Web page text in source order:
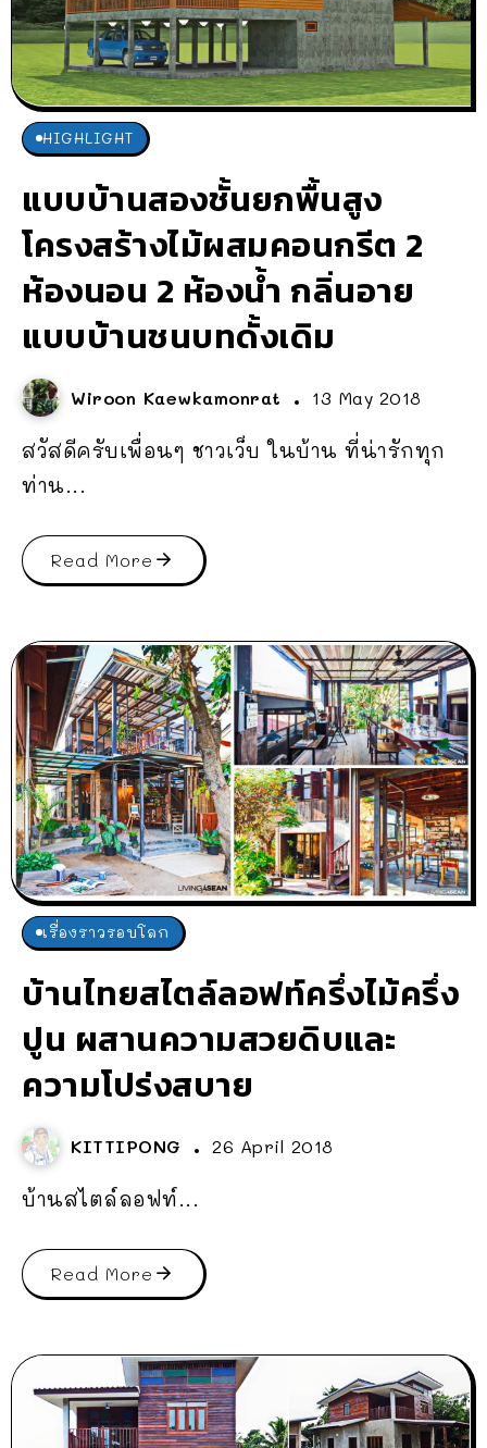
HIGHLIGHT
แบบบ้านสองชั้นยกพื้นสูง
โครงสร้างไม้ผสมคอนกรีต 2
ห้องนอน 2 ห้องน้ำ กลิ่นอาย
แบบบ้านชนบทดั้งเดิม
Wiroon Kaewkamonrat 13 May 2018
สวัสดีครับเพื่อนๆ ชาวเว็บ ในบ้าน ที่น่ารักทุก
ท่าน...
Read More
เรื่องราวรอบโลก
บ้านไทยสไตล์ลอฟท์ครึ่งไม้ครึ่ง
ปูน ผสานความสวยดิบและ
ความโปร่งสบาย
KITTIPONG 26 April 2018
บ้านสไตล์ลอฟท์...
Read More